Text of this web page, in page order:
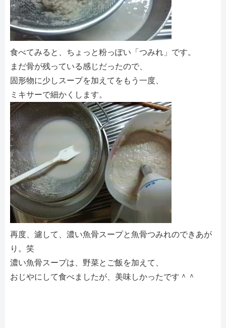
食べてみると、ちょっと粉っぽい「つみれ」です。
まだ骨が残っている感じだったので、
固形物に少しスープを加えてをもう一度、
ミキサーで細かくします。
再度、濾して、濃い魚骨スープと魚骨つみれのできあが
り。笑
濃い魚骨スープは、野菜とご飯を加えて、
おじやにして食べましたが、美味しかったです＾＾